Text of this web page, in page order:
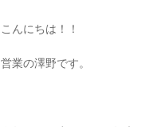
こんにちは！！
営業の澤野です。